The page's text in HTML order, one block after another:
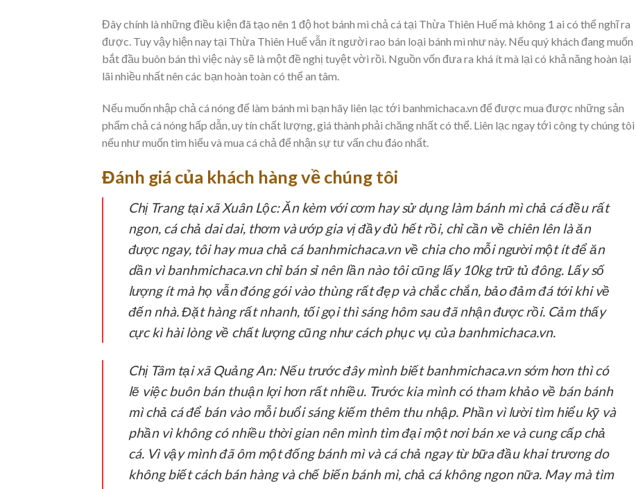
Đây chính là những điều kiện đã tạo nên 1 độ hot bánh mì chả cá tại Thừa Thiên Huế mà không 1 ai có thể nghĩ ra
được. Tuy vậy hiện nay tại Thừa Thiên Huế vẫn ít người rao bán loại bánh mì như này. Nếu quý khách đang muốn
bắt đầu buôn bán thì việc này sẽ là một đề nghị tuyệt vời rồi. Nguồn vốn đưa ra khá ít mà lại có khả năng hoàn lại
lãi nhiều nhất nên các bạn hoàn toàn có thể an tâm.
Nếu muốn nhập chả cá nóng để làm bánh mì bạn hãy liên lạc tới banhmichaca.vn để được mua được những sản
phẩm chả cá nóng hấp dẫn, uy tín chất lượng, giá thành phải chăng nhất có thể. Liên lạc ngay tới công ty chúng tôi
nếu như muốn tìm hiểu và mua cá chả để nhận sự tư vấn chu đáo nhất.
Đánh giá của khách hàng về chúng tôi
Chị Trang tại xã Xuân Lộc:Ăn kèm với cơm hay sử dụng làm bánh mì chả cá đều rất
ngon, cá chả dai dai, thơm và ướp gia vị đầy đủ hết rồi, chỉ cần về chiên lên là ăn
được ngay, tôi hay mua chả cá banhmichaca.vn về chia cho mỗi người một ít để ăn
dần vì banhmichaca.vn chỉ bán sỉ nên lần nào tôi cũng lấy 10kg trữ tủ đông. Lấy số
lượng ít mà họ vẫn đóng gói vào thùng rất đẹp và chắc chắn, bảo đảm đá tới khi về
đến nhà. Đặt hàng rất nhanh, tối gọi thì sáng hôm sau đã nhận được rồi. Cảm thấy
cực kì hài lòng về chất lượng cũng như cách phục vụ của banhmichaca.vn.
Chị Tâm tại xã Quảng An:Nếu trước đây mình biết banhmichaca.vn sớm hơn thì có
lẽ việc buôn bán thuận lợi hơn rất nhiều. Trước kia mình có tham khảo về bán bánh
mì chả cá để bán vào mỗi buổi sáng kiếm thêm thu nhập. Phần vì lười tìm hiểu kỹ và
phần vì không có nhiều thời gian nên mình tìm đại một nơi bán xe và cung cấp chả
cá. Vì vậy mình đã ôm một đống bánh mì và cá chả ngay từ bữa đầu khai trương do
không biết cách bán hàng và chế biến bánh mì, chả cá không ngon nữa. May mà tìm